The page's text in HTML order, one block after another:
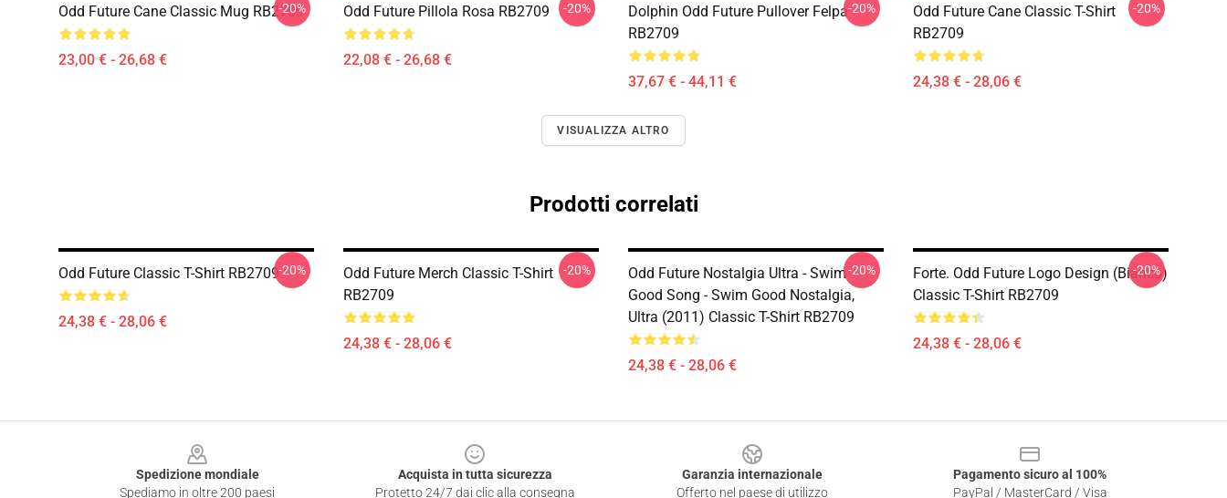
Odd Future Cane Classic Mug RB2709
23,00 € - 26,68 €
-20% Odd Future Pillola Rosa RB2709
22,08 € - 26,68 €
-20%
Dolphin Odd Future Pullover Felpa
RB2709
37,67 € - 44,11 €
-20%
Odd Future Cane Classic T-Shirt
RB2709
24,38 € - 28,06 €
-20%
VISUALIZZA ALTRO
Prodotti correlati
Odd Future Classic T-Shirt RB2709
24,38 € - 28,06 €
-20%
Odd Future Merch Classic T-Shirt
RB2709
24,38 € - 28,06 €
-20%
Odd Future Nostalgia Ultra - Swim
Good Song - Swim Good Nostalgia,
Ultra (2011) Classic T-Shirt RB2709
24,38 € - 28,06 €
-20%
Forte. Odd Future Logo Design (bianco)
Classic T-Shirt RB2709
24,38 € - 28,06 €
-20%
Spedizione mondiale
Spediamo in oltre 200 paesi
Acquista in tutta sicurezza
Protetto 24/7 dai clic alla consegna
Garanzia internazionale
Offerto nel paese di utilizzo
Pagamento sicuro al 100%
PayPal / MasterCard / Visa